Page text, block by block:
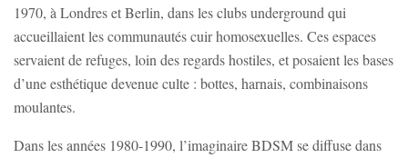
1970, à Londres et Berlin, dans les clubs underground qui
accueillaient les communautés cuir homosexuelles. Ces espaces
servaient de refuges, loin des regards hostiles, et posaient les bases
d’une esthétique devenue culte : bottes, harnais, combinaisons
moulantes.
Dans les années 1980-1990, l’imaginaire BDSM se diffuse dans